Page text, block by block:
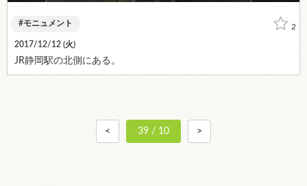
2
モニュメント
2017/12/12 (火)
JR静岡駅の北側にある。
< 39 / 10 >